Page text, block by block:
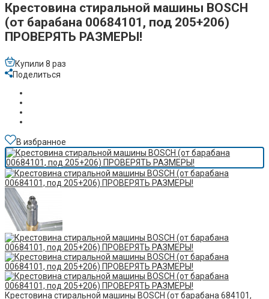
Крестовина стиральной машины BOSCH
(от барабана 00684101, под 205+206)
ПРОВЕРЯТЬ РАЗМЕРЫ!
Купили 8 раз
Поделиться
В избранное
Крестовина стиральной машины BOSCH (от барабана 684101,